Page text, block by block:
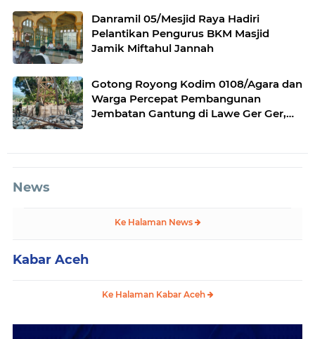
Danramil 05/Mesjid Raya Hadiri
Pelantikan Pengurus BKM Masjid
Jamik Miftahul Jannah
Gotong Royong Kodim 0108/Agara dan
Warga Percepat Pembangunan
Jembatan Gantung di Lawe Ger Ger,
News
Ke Halaman News
Kabar Aceh
Ke Halaman Kabar Aceh